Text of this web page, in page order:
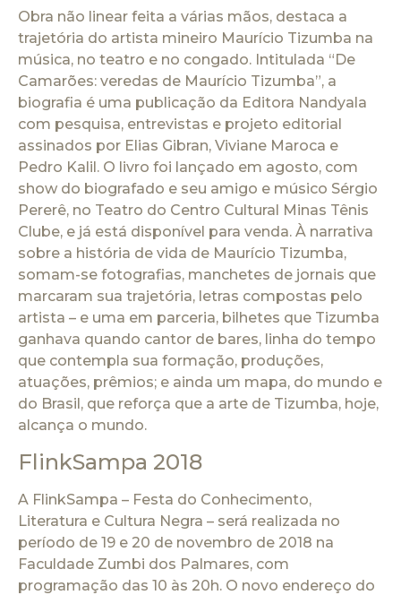
Obra não linear feita a várias mãos, destaca a
trajetória do artista mineiro Maurício Tizumba na
música, no teatro e no congado. Intitulada “De
Camarões: veredas de Maurício Tizumba”, a
biografia é uma publicação da Editora Nandyala
com pesquisa, entrevistas e projeto editorial
assinados por Elias Gibran, Viviane Maroca e
Pedro Kalil. O livro foi lançado em agosto, com
show do biografado e seu amigo e músico Sérgio
Pererê, no Teatro do Centro Cultural Minas Tênis
Clube, e já está disponível para venda. À narrativa
sobre a história de vida de Maurício Tizumba,
somam-se fotografias, manchetes de jornais que
marcaram sua trajetória, letras compostas pelo
artista – e uma em parceria, bilhetes que Tizumba
ganhava quando cantor de bares, linha do tempo
que contempla sua formação, produções,
atuações, prêmios; e ainda um mapa, do mundo e
do Brasil, que reforça que a arte de Tizumba, hoje,
alcança o mundo.
FlinkSampa 2018
A FlinkSampa – Festa do Conhecimento,
Literatura e Cultura Negra – será realizada no
período de 19 e 20 de novembro de 2018 na
Faculdade Zumbi dos Palmares, com
programação das 10 às 20h. O novo endereço do